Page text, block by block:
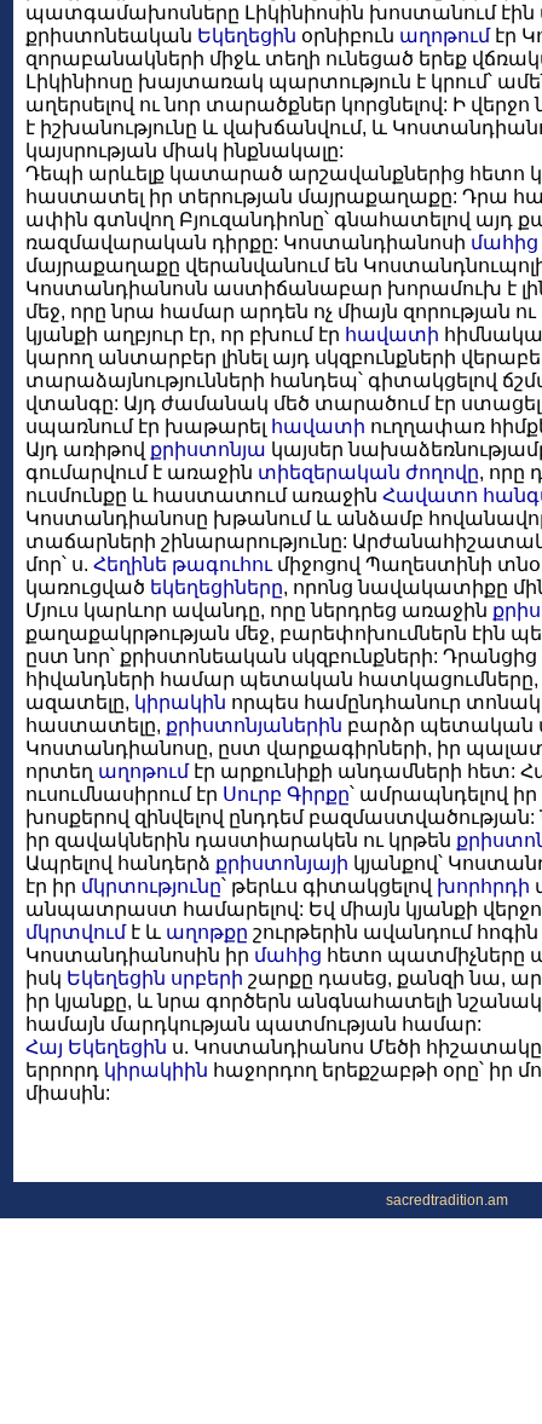
պատգամախոսները Լիկինիոսին խոստանում էին
քրիստոնեական Եկեղեցին օրնիբուն աղոթումէր
զորաբանակների միջև տեղի ունեցած երեք
Լիկինիոսը խայտառակ պարտություն է կրում՝
աղերսելով ու նոր տարածքներ կորցնելով: Ի
է իշխանությունը և վախճանվում, և
կայսրության միակ ինքնակալը:
Դեպի արևելք կատարած արշավանքներից հետո
հաստատել իր տերության մայրաքաղաքը: Դրա
ափին գտնվող Բյուզանդիոնը՝ գնահատելով այդ
ռազմավարական դիրքը: Կոստանդիանոսի մահից
մայրաքաղաքը վերանվանում են
Կոստանդիանոսն աստիճանաբար խորամուխ է
մեջ, որը նրա համար արդեն ոչ միայն զորության
կյանքի աղբյուր էր, որ բխում էր հավատի
կարող անտարբեր լինել այդ սկզբունքների
տարաձայնությունների հանդեպ՝ գիտակցելով
վտանգը: Այդ ժամանակ մեծ տարածում էր
սպառնում էր խաթարել հավատի ուղղափառ
Այդ առիթով քրիստոնյա կայսեր
գումարվում է առաջին տիեզերական ժողովը, որը
ուսմունքը և հաստատում առաջին Հավատո
Կոստանդիանոսը խթանում և անձամբ
տաճարների շինարարությունը:
մոր՝ ս. Հեղինե թագուհու միջոցով Պաղեստինի
կառուցված եկեղեցիները, որոնց նավակատիքը
Մյուս կարևոր ավանդը, որը ներդրեց առաջին
քաղաքակրթության մեջ, բարեփոխումներն էին
ըստ նոր՝ քրիստոնեական սկզբունքների:
հիվանդների համար պետական հատկացումները,
ազատելը, կիրակին որպես համընդհանուր
հաստատելը, քրիստոնյաներին բարձր պետական
Կոստանդիանոսը, ըստ վարքագիրների, իր
որտեղ աղոթումէր արքունիքի անդամների հետ:
ուսումնասիրում էր Սուրբ Գիրքը՝ ամրապնդելով իր
խոսքերով զինվելով ընդդեմ
իր զավակներին դաստիարակեն ու կրթեն
Ապրելով հանդերձ քրիստոնյայի կյանքով՝
էր իր մկրտությունը՝ թերևս գիտակցելով խորհրդի
անպատրաստ համարելով: Եվ միայն կյանքի
մկրտվումէ և աղոթքը շուրթերին ավանդում հոգին
Կոստանդիանոսին իր մահից հետո պատմիչները
իսկ Եկեղեցին սրբերի շարքը դասեց, քանզի նա,
իր կյանքը, և նրա գործերն անգնահատելի
համայն մարդկության պատմության համար:
Հայ Եկեղեցին ս. Կոստանդիանոս Մեծի հիշատակը
երրորդ կիրակիին հաջորդող երեքշաբթի օրը՝ իր
միասին:
sacredtradition.am